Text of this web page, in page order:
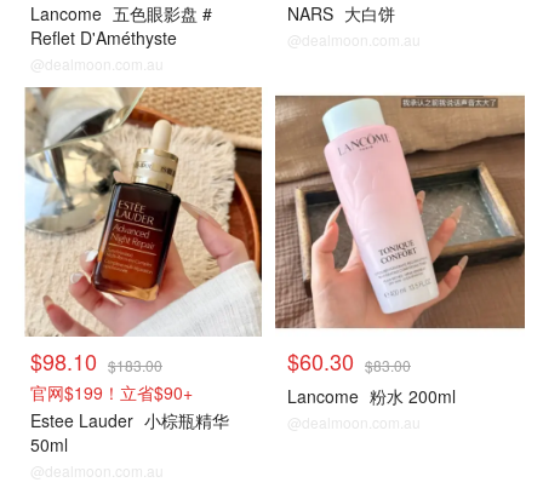
Lancome 五色眼影盘 #
Reflet D'Améthyste
@dealmoon.com.au
NARS 大白饼
@dealmoon.com.au
$98.10 $183.00
官网$199！立省$90+
Estee Lauder 小棕瓶精华
50ml
@dealmoon.com.au
$60.30 $83.00
Lancome 粉水 200ml
@dealmoon.com.au